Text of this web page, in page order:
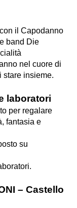
il Capodanno
band Die
nel cuore di
stare insieme.
laboratori
per regalare
fantasia e
su
– Castello